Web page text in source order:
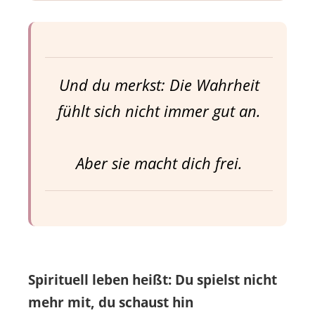
Und du merkst: Die Wahrheit
fühlt sich nicht immer gut an.
Aber sie macht dich frei.
Spirituell leben heißt: Du spielst nicht
mehr mit, du schaust hin